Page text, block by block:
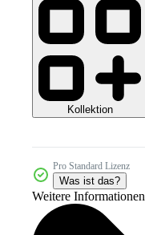
Kollektion
Pro Standard Lizenz
Was ist das?
Weitere Informationen